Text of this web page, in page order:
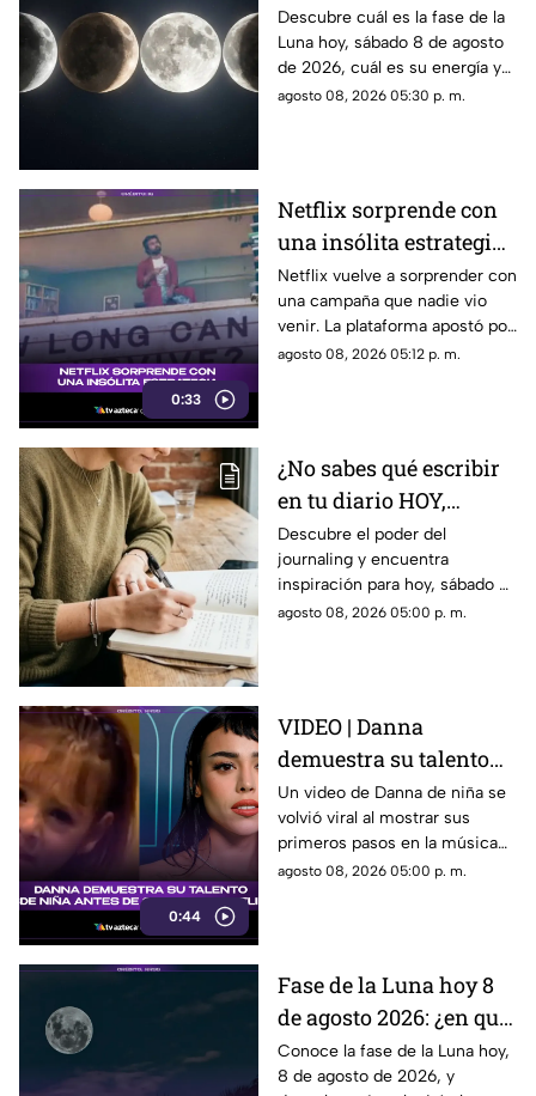
sábado 8 de agosto de
2026? Así se verá el
astro durante la noche
Descubre cuál es la fase de la
Luna hoy, sábado 8 de agosto
de 2026, cuál es su energía y
cómo nos podría afectar.
agosto 08, 2026 05:30 p. m.
0:33
Netflix sorprende con
una insólita estrategia
para promocionar su
nuevo thriller
Netflix vuelve a sorprender con
una campaña que nadie vio
venir. La plataforma apostó por
una estrategia tan inusual
Descubre todos los detalles.
agosto 08, 2026 05:12 p. m.
¿No sabes qué escribir
en tu diario HOY,
sábado 8 de junio de
2026? Usa este journal
prompt
Descubre el poder del
journaling y encuentra
inspiración para hoy, sábado 8
de junio de 2026. Un prompt
agosto 08, 2026 05:00 p. m.
0:44
VIDEO | Danna
demuestra su talento
desde niña antes de su
colaboración con
Belinda.
Un video de Danna de niña se
volvió viral al mostrar sus
primeros pasos en la música
antes de su colaboración con
agosto 08, 2026 05:00 p. m.
Fase de la Luna hoy 8
de agosto 2026: ¿en qué
etapa lunar estará esta
noche?
Conoce la fase de la Luna hoy,
8 de agosto de 2026, y